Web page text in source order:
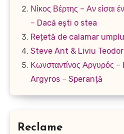
Νίκος Βέρτης – Αν είσαι
– Dacă ești o stea
Rețetă de calamar
Steve Ant & Liviu
Κωνσταντίνος Αργυρός
Argyros – Speranță
Reclame